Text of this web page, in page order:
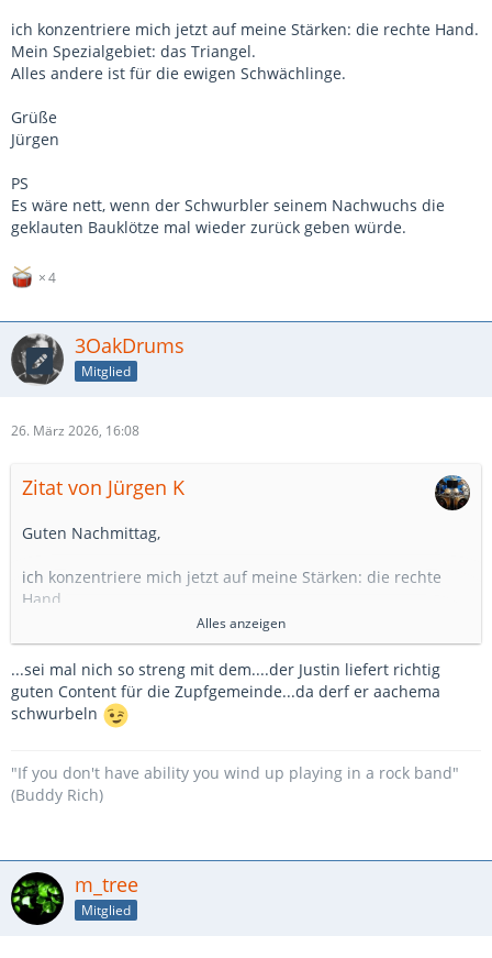
ich konzentriere mich jetzt auf meine Stärken: die rechte Hand.
Mein Spezialgebiet: das Triangel.
Alles andere ist für die ewigen Schwächlinge.
Grüße
Jürgen
PS
Es wäre nett, wenn der Schwurbler seinem Nachwuchs die
geklauten Bauklötze mal wieder zurück geben würde.
4
3OakDrums
Mitglied
26. März 2026, 16:08
Zitat von Jürgen K
Guten Nachmittag,
ich konzentriere mich jetzt auf meine Stärken: die rechte
Hand.
Mein Spezialgebiet: das Triangel.
Alles andere ist für die ewigen Schwächlinge.
Grüße
Jürgen
Es wäre nett, wenn der Schwurbler seinem Nachwuchs die
geklauten Bauklötze mal wieder zurück geben würde.
Alles anzeigen
...sei mal nich so streng mit dem....der Justin liefert richtig
guten Content für die Zupfgemeinde...da derf er aachema
schwurbeln
"If you don't have ability you wind up playing in a rock band"
(Buddy Rich)
m_tree
Mitglied